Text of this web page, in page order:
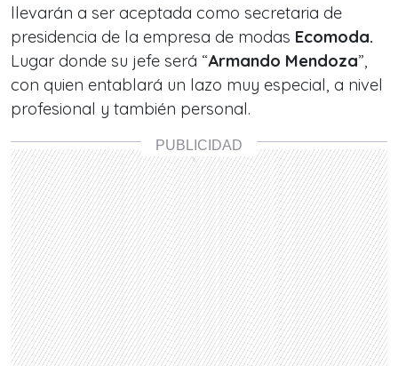
llevarán a ser aceptada como secretaria de
presidencia de la empresa de modas Ecomoda.
Lugar donde su jefe será “Armando Mendoza”,
con quien entablará un lazo muy especial, a nivel
profesional y también personal.